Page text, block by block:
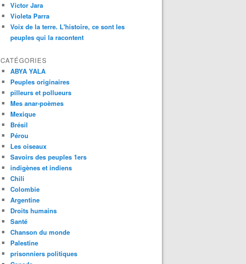
Victor Jara
Violeta Parra
Voix de la terre. L'histoire, ce sont les
peuples qui la racontent
CATÉGORIES
ABYA YALA
Peuples originaires
pilleurs et pollueurs
Mes anar-poèmes
Mexique
Brésil
Pérou
Les oiseaux
Savoirs des peuples 1ers
indigènes et indiens
Chili
Colombie
Argentine
Droits humains
Santé
Chanson du monde
Palestine
prisonniers politiques